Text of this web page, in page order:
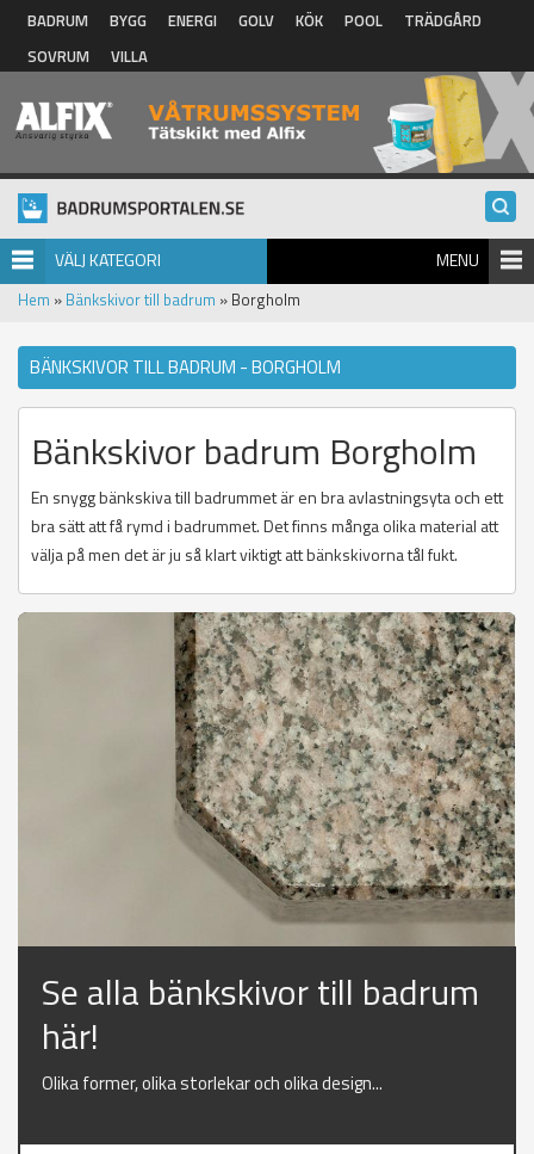
Hoppa till huvudinnehåll
BADRUM BYGG ENERGI GOLV KÖK POOL
TRÄDGÅRD
SOVRUM
VILLA
VÄLJ KATEGORI MENU
Hem » Bänkskivor till badrum » Borgholm
BÄNKSKIVOR TILL BADRUM - BORGHOLM
Bänkskivor badrum Borgholm
En snygg bänkskiva till badrummet är en bra avlastningsyta och ett
bra sätt att få rymd i badrummet. Det finns många olika material att
välja på men det är ju så klart viktigt att bänkskivorna tål fukt.
Se alla bänkskivor till badrum
här!
Olika former, olika storlekar och olika design...